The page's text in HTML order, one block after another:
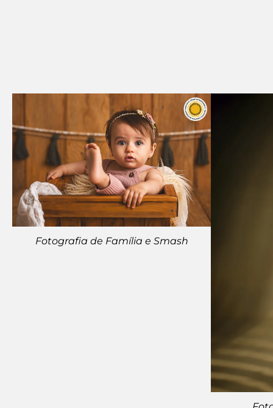
Fotografia de Família e Smash